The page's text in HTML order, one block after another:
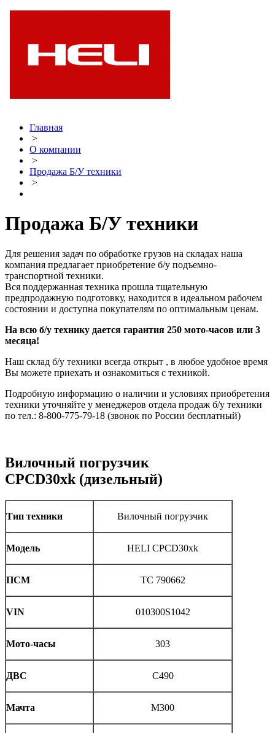
Главная
>
О компании
>
Продажа Б/У техники
>
Продажа Б/У техники
Для решения задач по обработке грузов на складах наша
компания предлагает приобретение б/у подъемно-
транспортной техники.
Вся поддержанная техника прошла тщательную
предпродажную подготовку, находится в идеальном рабочем
состоянии и доступна покупателям по оптимальным ценам.
На всю б/у технику дается гарантия 250 мото-часов или 3
месяца!
Наш склад б/у техники всегда открыт , в любое удобное время
Вы можете приехать и ознакомиться с техникой.
Подробную информацию о наличии и условиях приобретения
техники уточняйте у менеджеров отдела продаж б/у техники
по тел.: 8-800-775-79-18 (звонок по России бесплатный)
Вилочный погрузчик
CPCD30xk (дизельный)
Тип техники Вилочный погрузчик
Модель HELI CPCD30xk
ПСМ TC 790662
VIN 010300S1042
Мото-часы 303
ДВС C490
Мачта M300